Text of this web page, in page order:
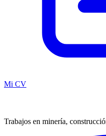
Mi CV
Trabajos en minería,